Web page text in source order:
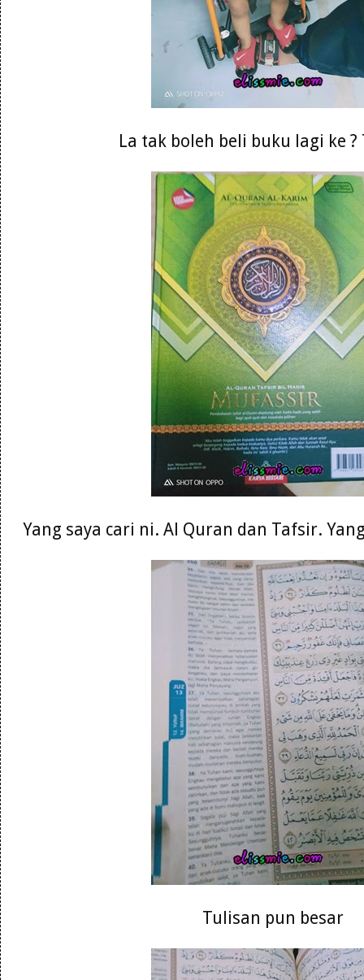
La tak boleh beli buku lagi ke ?
Yang saya cari ni. Al Quran dan Tafsir.
Tulisan pun besar